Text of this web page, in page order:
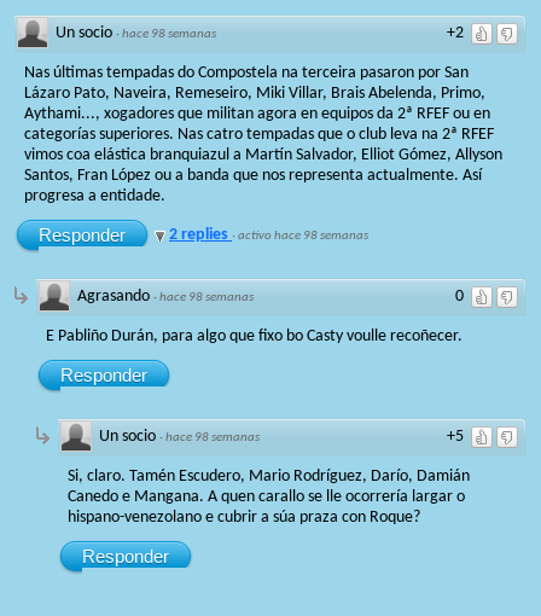
+2
Un socio ·hace 98 semanas
Nas últimas tempadas do Compostela na terceira pasaron por San
Lázaro Pato, Naveira, Remeseiro, Miki Villar, Brais Abelenda, Primo,
Aythami..., xogadores que militan agora en equipos da 2ª RFEF ou en
categorías superiores. Nas catro tempadas que o club leva na 2ª RFEF
vimos coa elástica branquiazul a Martín Salvador, Elliot Gómez, Allyson
Santos, Fran López ou a banda que nos representa actualmente. Así
progresa a entidade.
Responder 2 replies ·activo hace 98 semanas
0
Agrasando ·hace 98 semanas
E Pabliño Durán, para algo que fixo bo Casty voulle recoñecer.
Responder
+5
Un socio ·hace 98 semanas
Si, claro. Tamén Escudero, Mario Rodríguez, Darío, Damián
Canedo e Mangana. A quen carallo se lle ocorrería largar o
hispano-venezolano e cubrir a súa praza con Roque?
Responder